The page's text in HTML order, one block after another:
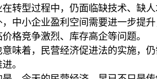
转型过程中，仍面临缺技术、缺
中小企业盈利空间需要进一步提
格竞争激烈、库存高企等问题。
着，民营经济促进法的实施，仍
。